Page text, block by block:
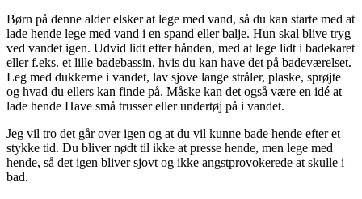
Børn på denne alder elsker at lege med vand, så du kan starte med at
lade hende lege med vand i en spand eller balje. Hun skal blive tryg
ved vandet igen. Udvid lidt efter hånden, med at lege lidt i badekaret
eller f.eks. et lille badebassin, hvis du kan have det på badeværelset.
Leg med dukkerne i vandet, lav sjove lange stråler, plaske, sprøjte
og hvad du ellers kan finde på. Måske kan det også være en idé at
lade hende Have små trusser eller undertøj på i vandet.
Jeg vil tro det går over igen og at du vil kunne bade hende efter et
stykke tid. Du bliver nødt til ikke at presse hende, men lege med
hende, så det igen bliver sjovt og ikke angstprovokerede at skulle i
bad.